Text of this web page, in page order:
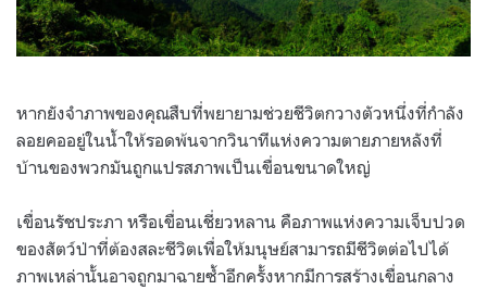
หากยังจำภาพของคุณสืบที่พยายามช่วยชีวิตกวางตัวหนึ่งที่กำลัง
ลอยคออยู่ในน้ำให้รอดพ้นจากวินาทีแห่งความตายภายหลังที่
บ้านของพวกมันถูกแปรสภาพเป็นเขื่อนขนาดใหญ่
เขื่อนรัชประภา หรือเขื่อนเชี่ยวหลาน คือภาพแห่งความเจ็บปวด
ของสัตว์ป่าที่ต้องสละชีวิตเพื่อให้มนุษย์สามารถมีชีวิตต่อไปได้
ภาพเหล่านั้นอาจถูกมาฉายซ้ำอีกครั้งหากมีการสร้างเขื่อนกลาง